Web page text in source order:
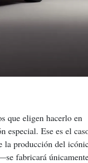
que eligen hacerlo en
Ese es el
la producción del
fabricará